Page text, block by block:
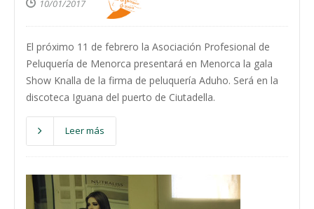
10/01/2017
El próximo 11 de febrero la Asociación Profesional de
Peluquería de Menorca presentará en Menorca la gala
Show Knalla de la firma de peluquería Aduho. Será en la
discoteca Iguana del puerto de Ciutadella.
Leer más